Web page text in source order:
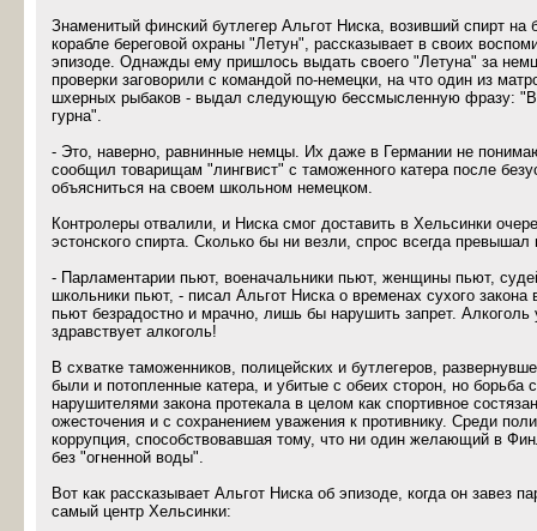
Знаменитый финский бутлегер Альгот Ниска, возивший спирт
корабле береговой охраны "Летун", рассказывает в своих
эпизоде. Однажды ему пришлось выдать своего "Летуна" за
проверки заговорили с командой по-немецки, на что один из
шхерных рыбаков - выдал следующую бессмысленную фразу:
гурна".
- Это, наверно, равнинные немцы. Их даже в Германии не
сообщил товарищам "лингвист" с таможенного катера после
объясниться на своем школьном немецком.
Контролеры отвалили, и Ниска смог доставить в Хельсинки
эстонского спирта. Сколько бы ни везли, спрос всегда
- Парламентарии пьют, военачальники пьют, женщины пьют,
школьники пьют, - писал Альгот Ниска о временах сухого
пьют безрадостно и мрачно, лишь бы нарушить запрет. Алкоголь
здравствует алкоголь!
В схватке таможенников, полицейских и бутлегеров,
были и потопленные катера, и убитые с обеих сторон, но борьба
нарушителями закона протекала в целом как спортивное
ожесточения и с сохранением уважения к противнику. Среди
коррупция, способствовавшая тому, что ни один желающий в
без "огненной воды".
Вот как рассказывает Альгот Ниска об эпизоде, когда он завез
самый центр Хельсинки: